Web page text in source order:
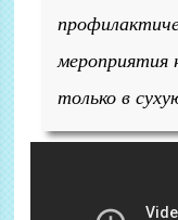
мероприятия
только в